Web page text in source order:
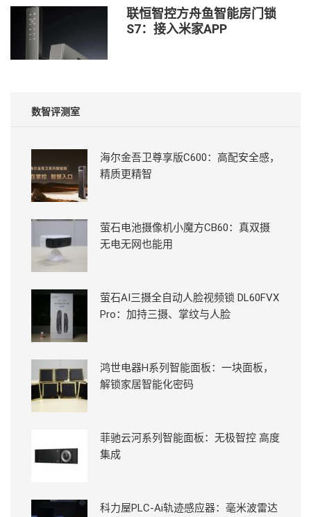
联恒智控方舟鱼智能房门锁
S7：接入米家APP
数智评测室
海尔金吾卫尊享版C600：高配安全感，
精质更精智
萤石电池摄像机小魔方CB60：真双摄
无电无网也能用
萤石AI三摄全自动人脸视频锁 DL60FVX
Pro：加持三摄、掌纹与人脸
鸿世电器H系列智能面板：一块面板，
解锁家居智能化密码
菲驰云河系列智能面板：无极智控 高度
集成
科力屋PLC-Ai轨迹感应器：毫米波雷达